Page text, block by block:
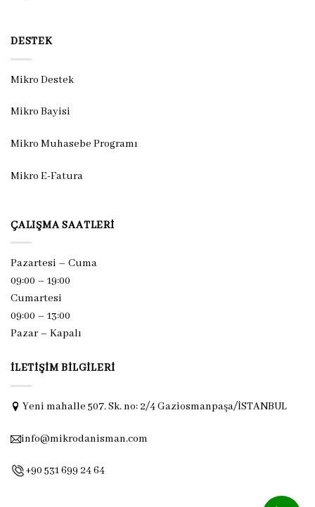
DESTEK
Mikro Destek
Mikro Bayisi
Mikro Muhasebe Programı
Mikro E-Fatura
ÇALIŞMA SAATLERI
Pazartesi – Cuma
09:00 – 19:00
Cumartesi
09:00 – 13:00
Pazar – Kapalı
İLETIŞIM BILGILERI
Yeni mahalle 507. Sk. no: 2/4 Gaziosmanpaşa/İSTANBUL
info@mikrodanisman.com
+90 531 699 24 64